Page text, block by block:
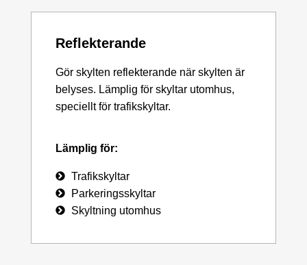
Reflekterande
Gör skylten reflekterande när skylten är
belyses. Lämplig för skyltar utomhus,
speciellt för trafikskyltar.
Lämplig för:
Trafikskyltar
Parkeringsskyltar
Skyltning utomhus